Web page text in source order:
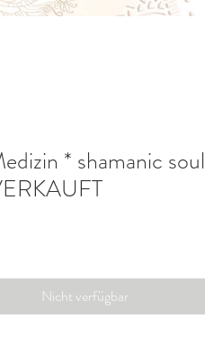
* shamanic soul
Nicht verfügbar